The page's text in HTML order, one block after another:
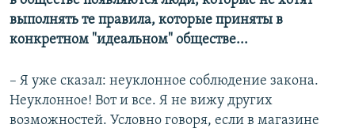
выполнять те правила, которые приняты в
конкретном "идеальном" обществе...
– Я уже сказал: неуклонное соблюдение закона.
Неуклонное! Вот и все. Я не вижу других
возможностей. Условно говоря, если в магазине